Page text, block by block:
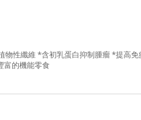
性纖維 *含初乳蛋白抑制腫瘤 *提高免
富的機能零食